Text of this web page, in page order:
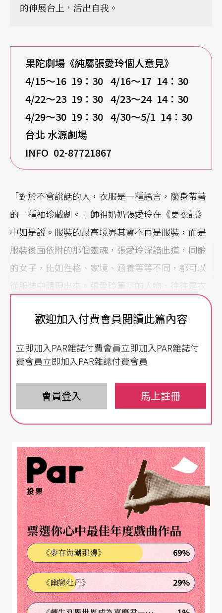
的伸展台上，活出自我。
果陀劇場《純屬張愛玲個人意見》
4/15～16 19：30 4/16～17 14：30
4/22～23 19：30 4/23～24 14：30
4/29～30 19：30 4/30～5/1 14：30
台北 水源劇場
INFO 02-87721867
「對於不會說話的人，衣服是一種語言，隨身帶著
的一種袖珍戲劇。」師祖奶奶張愛玲在《更衣記》
中如是說。服裝的最高境界其實不再是服裝，而是
服裝後面依附的那個靈魂，張愛玲深諳此道，同齡
的女子，比如性格、家境、涵養等等不同，都可以
從服裝中體現出來。張愛玲筆下的人物，往往是衣
戀、自愛的展示，更是人物的「語言」，無聲勝有
展示當代女性的服裝政治學
果陀劇場《純屬張愛玲個人意見》找來因犀利語言
評點紅毯女星穿著走紅的部落客「個人意見」合
書寫屬於這個時代的「更衣記」。個人意見說，張
愛玲的愛情名言在網路上大量流傳，篇章敘事不再
重要，人們只想抽出幾句警醒自己，彷彿全身穿滿
廉價快速時尚品牌，但緊握著一個僅有的香奈兒皮
包。然而，張愛玲的私人生活實在是一塌糊塗。
「我常想，以奇裝異服引人注目，也是戀衣癖的張
愛玲，晚年怎麼變成一個穿著浴室拖鞋，恐懼著不
存在的蟲害的孤單老太太？」
《純屬張愛玲個人意見》取材〈第一爐香〉、〈傾
歡迎加入付費會員閱讀此篇內容
立即加入PAR雜誌付費會員立即加入PAR雜誌付
費會員立即加入PAR雜誌付費會員
會員登入 馬上註冊
投票
票選你心中最佳年度戲曲作品
《夢在海潮那邊》 69%
《幽戀牡丹》 29%